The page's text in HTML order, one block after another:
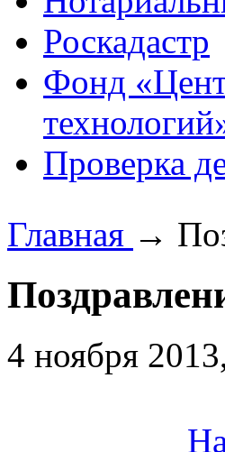
Роскадастр
Фонд
Проверка
Главная →
4 ноября